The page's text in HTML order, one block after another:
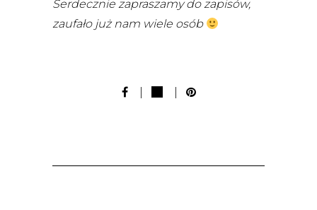
Serdecznie zapraszamy do zapisów,
zaufało już nam wiele osób